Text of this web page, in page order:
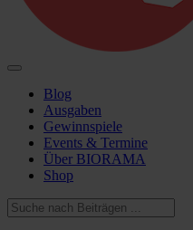
Blog
Ausgaben
Gewinnspiele
Events & Termine
Über BIORAMA
Shop